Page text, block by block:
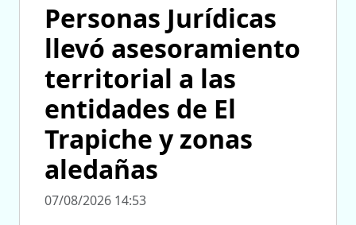
Personas Jurídicas
llevó asesoramiento
territorial a las
entidades de El
Trapiche y zonas
aledañas
07/08/2026 14:53